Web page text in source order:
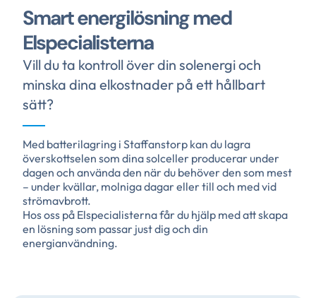
Smart energilösning med
Elspecialisterna
Vill du ta kontroll över din solenergi och
minska dina elkostnader på ett hållbart
sätt?
Med batterilagring i Staffanstorp kan du lagra
överskottselen som dina solceller producerar under
dagen och använda den när du behöver den som mest
– under kvällar, molniga dagar eller till och med vid
strömavbrott.
Hos oss på Elspecialisterna får du hjälp med att skapa
en lösning som passar just dig och din
energianvändning.